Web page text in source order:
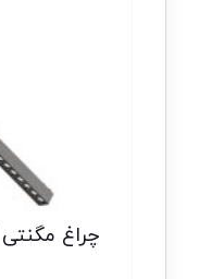
چراغ مگنتی